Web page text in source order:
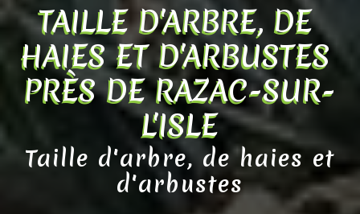
TAILLE D'ARBRE, DE
HAIES ET D'ARBUSTES
PRÈS DE RAZAC-SUR-
L'ISLE
Taille d'arbre, de haies et
d'arbustes